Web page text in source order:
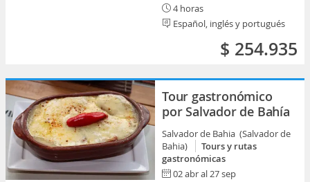
4 horas
Español, inglés y portugués
$ 254.935
Tour gastronómico
por Salvador de Bahía
Salvador de Bahia (Salvador de
Bahia)
Tours y rutas
gastronómicas
02 abr al 27 sep